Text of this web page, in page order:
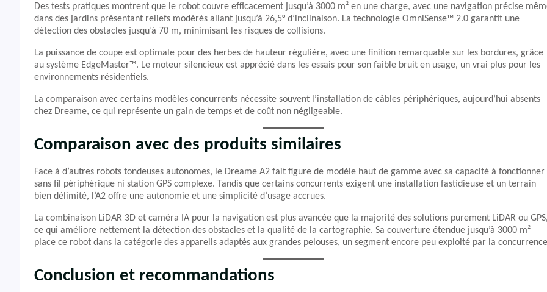
Des tests pratiques montrent que le robot couvre efficacement jusqu’à 3000 m² en une charge, avec une navigation précise
dans des jardins présentant reliefs modérés allant jusqu’à 26,5° d’inclinaison. La technologie OmniSense™ 2.0 garantit une
détection des obstacles jusqu’à 70 m, minimisant les risques de collisions.
La puissance de coupe est optimale pour des herbes de hauteur régulière, avec une finition remarquable sur les bordures, grâce
au système EdgeMaster™. Le moteur silencieux est apprécié dans les essais pour son faible bruit en usage, un vrai plus pour les
environnements résidentiels.
La comparaison avec certains modèles concurrents nécessite souvent l’installation de câbles périphériques, aujourd’hui absents
chez Dreame, ce qui représente un gain de temps et de coût non négligeable.
Comparaison avec des produits similaires
Face à d’autres robots tondeuses autonomes, le Dreame A2 fait figure de modèle haut de gamme avec sa capacité à fonctionner
sans fil périphérique ni station GPS complexe. Tandis que certains concurrents exigent une installation fastidieuse et un terrain
bien délimité, l’A2 offre une autonomie et une simplicité d’usage accrues.
La combinaison LiDAR 3D et caméra IA pour la navigation est plus avancée que la majorité des solutions purement LiDAR ou
ce qui améliore nettement la détection des obstacles et la qualité de la cartographie. Sa couverture étendue jusqu’à 3000 m²
place ce robot dans la catégorie des appareils adaptés aux grandes pelouses, un segment encore peu exploité par la
Conclusion et recommandations